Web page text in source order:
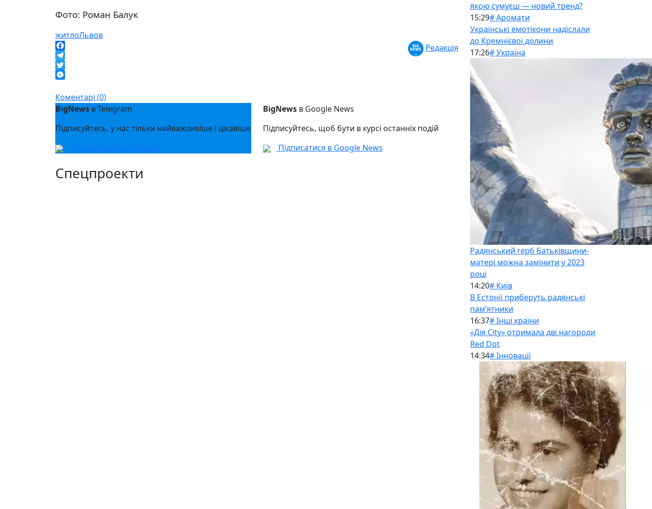
Фото: Роман Балук
житлоЛьвов
Facebook
Telegram
Twitter
Редакція
Коментарі (0)
BigNews в Telegram
Підписуйтесь, у нас тільки найважливіше і цікавіше
Підписатися в Telegram
BigNewsв Google News
Підписуйтесь, щоб бути в курсі останніх подій
Підписатися в Google News
Спецпроекти
якою сумуєш — новий тренд?
15:29# Аромати
Українські емотікони надіслали
до Кремнієвої долини
17:26# Україна
Радянський герб Батьківщини-
матері можна замінити у 2023
році
14:20# Київ
В Естонії приберуть радянські
памʼятники
16:37# Інші країни
«Дія City» отримала дві нагороди
Red Dot
14:34# Інновації